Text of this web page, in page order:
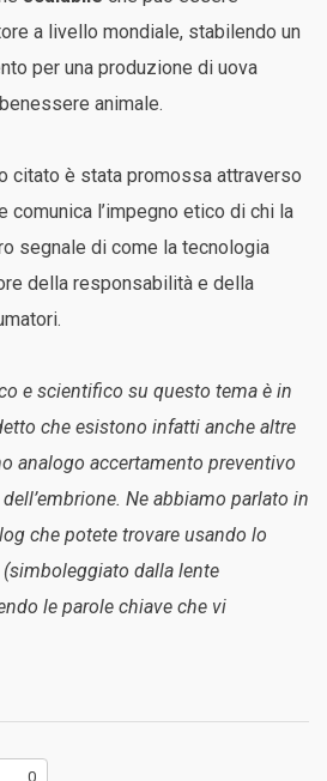
a livello mondiale, stabilendo un
per una produzione di uova
animale.
citato è stata promossa attraverso
comunica l’impegno etico di chi la
segnale di come la tecnologia
della responsabilità e della
e scientifico su questo tema è in
che esistono infatti anche altre
analogo accertamento preventivo
Ne abbiamo parlato in
che potete trovare usando lo
dalla lente
le parole chiave che vi
0